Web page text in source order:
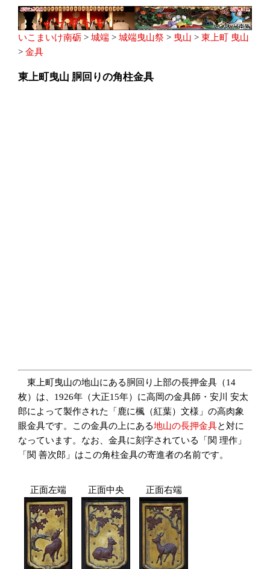
いこまいけ南砺 > 城端 > 城端曳山祭 > 曳山 > 東上町 曳山
> 金具
東上町曳山 胴回りの角柱金具
東上町曳山の地山にある胴回り上部の長押金具（14
枚）は、1926年（大正15年）に高岡の金具師・安川 安太
郎によって製作された「鹿に楓（紅葉）文様」の高肉象
眼金具です。この金具の上にある地山の長押金具と対に
なっています。なお、金具に刻字されている「関 理作」
「関 善次郎」はこの角柱金具の寄進者の名前です。
正面左端 正面中央 正面右端